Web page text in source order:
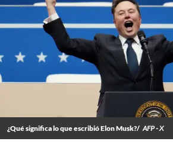
¿Qué significa lo que escribió Elon Musk?/ AFP - X